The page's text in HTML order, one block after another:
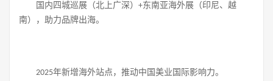
国内四城巡展（北上广深） +东南亚海外展（印尼、越
南），助力品牌出海。
2025年新增海外站点，推动中国美业国际影响力。